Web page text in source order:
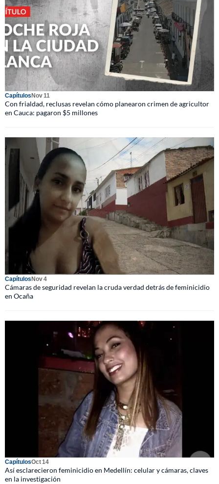
CapítulosNov 11
Con frialdad, reclusas revelan cómo planearon crimen de agricultor
en Cauca: pagaron $5 millones
CapítulosNov 4
Cámaras de seguridad revelan la cruda verdad detrás de feminicidio
en Ocaña
CapítulosOct 14
Así esclarecieron feminicidio en Medellín: celular y cámaras, claves
en la investigación